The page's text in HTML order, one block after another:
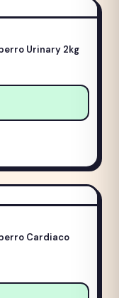
Urinary 2kg
Cardiaco